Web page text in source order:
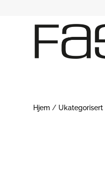
Hjem / Ukategorisert